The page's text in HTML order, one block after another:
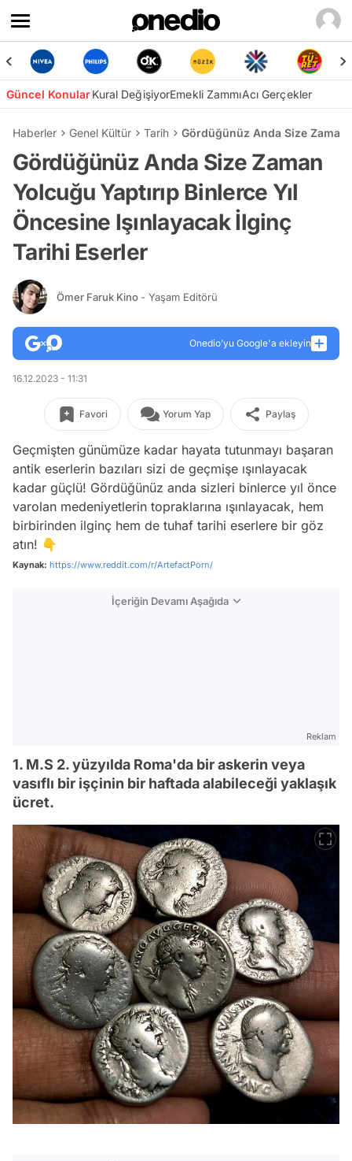
Güncel KonularKural DeğişiyorEmekli ZammıAcı Gerçekler
Haberler Genel Kültür Tarih Gördüğünüz Anda Size Zaman
Gördüğünüz Anda Size Zaman
Yolcuğu Yaptırıp Binlerce Yıl
Öncesine Işınlayacak İlginç
Tarihi Eserler
Ömer Faruk Kino - Yaşam Editörü
Onedio’yu Google'a ekleyin
16.12.2023 - 11:31
Favori Yorum Yap Paylaş
Geçmişten günümüze kadar hayata tutunmayı başaran
antik eserlerin bazıları sizi de geçmişe ışınlayacak
kadar güçlü! Gördüğünüz anda sizleri binlerce yıl önce
varolan medeniyetlerin topraklarına ışınlayacak, hem
birbirinden ilginç hem de tuhaf tarihi eserlere bir göz
atın! 👇
Kaynak: https://www.reddit.com/r/ArtefactPorn/
İçeriğin Devamı Aşağıda
Reklam
1. M.S 2. yüzyılda Roma'da bir askerin veya
vasıflı bir işçinin bir haftada alabileceği yaklaşık
ücret.